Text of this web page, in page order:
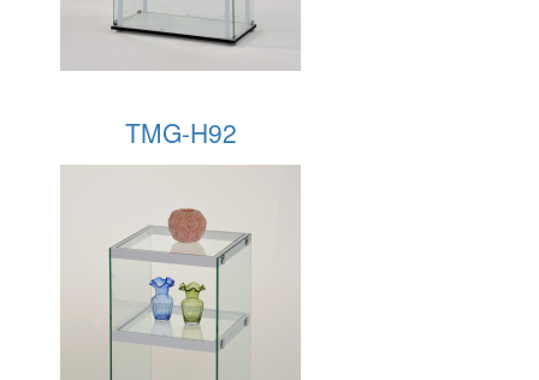
TMG-H92